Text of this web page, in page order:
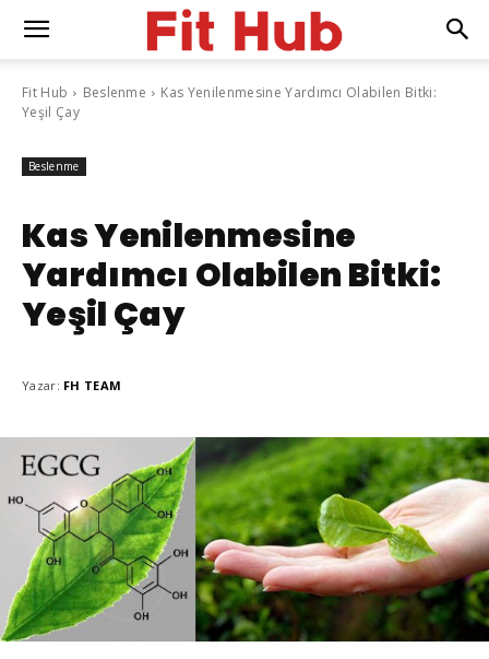
Fit Hub Beslenme
Kas Yenilenmesine Yardımcı Olabilen Bitki:
Yeşil Çay
Beslenme
Kas Yenilenmesine
Yardımcı Olabilen Bitki:
Yeşil Çay
Yazar: FH TEAM